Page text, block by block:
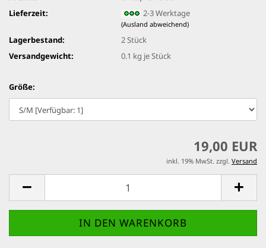
Lieferzeit:
2-3 Werktage
(Ausland abweichend)
Lagerbestand: 2 Stück
Versandgewicht:
0.1 kg je Stück
Größe:
19,00 EUR
inkl. 19% MwSt. zzgl. Versand